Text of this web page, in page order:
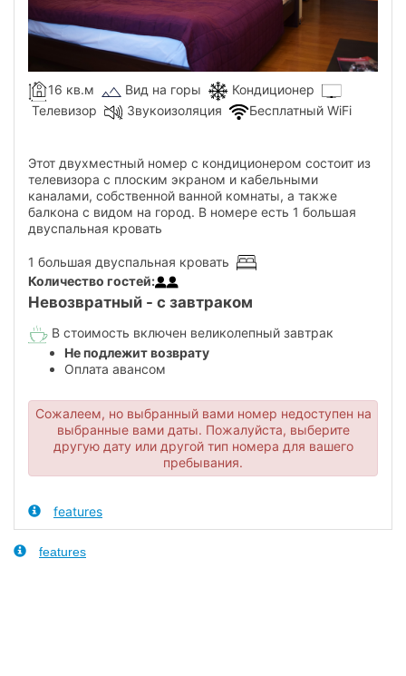
16 кв.м Вид на горы
Кондиционер
Телевизор
Звукоизоляция Бесплатный WiFi
Этот двухместный номер с кондиционером состоит из
телевизора с плоским экраном и кабельными
каналами, собственной ванной комнаты, а также
балкона с видом на город. В номере есть 1 большая
двуспальная кровать
1 большая двуспальная кровать
Количество гостей:
Невозвратный - с завтраком
В стоимость включен великолепный завтрак
Не подлежит возврату
Оплата авансом
Сожалеем, но выбранный вами номер недоступен на
выбранные вами даты. Пожалуйста, выберите
другую дату или другой тип номера для вашего
пребывания.
features
features